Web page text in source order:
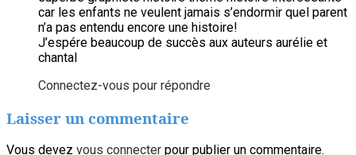
car les enfants ne veulent jamais s’endormir quel parent
n’a pas entendu encore une histoire!
J’espére beaucoup de succès aux auteurs aurélie et
chantal
Connectez-vous pour répondre
Laisser un commentaire
Vous devez vous connecter pour publier un commentaire.